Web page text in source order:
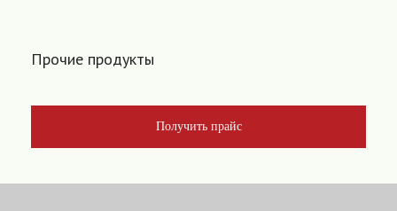
Прочие продукты
Получить прайс